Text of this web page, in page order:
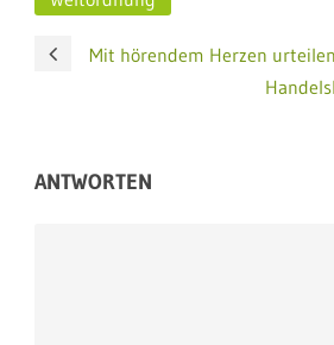
Mit hörendem Herzen urteilen
ANTWORTEN